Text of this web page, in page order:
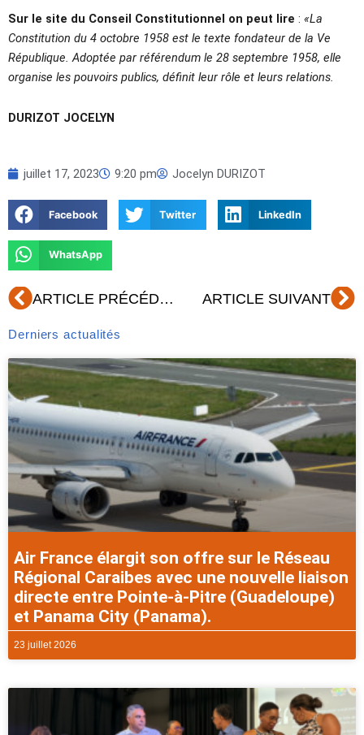
Sur le site du Conseil Constitutionnel on peut lire : «La
Constitution du 4 octobre 1958 est le texte fondateur de la Ve
République. Adoptée par référendum le 28 septembre 1958, elle
organise les pouvoirs publics, définit leur rôle et leurs relations.
DURIZOT JOCELYN
juillet 17, 2023 9:20 pm Jocelyn DURIZOT
Facebook Twitter LinkedIn
WhatsApp
Précédent ARTICLE PRÉCÉDENT ARTICLE SUIVANT
Derniers actualités
Air France élargit son offre sur le Réseau
Régional Caraibes avec une nouvelle liaison
directe entre Pointe-à-Pitre (Guadeloupe)
et Panama City (Panama).
23 juillet 2026